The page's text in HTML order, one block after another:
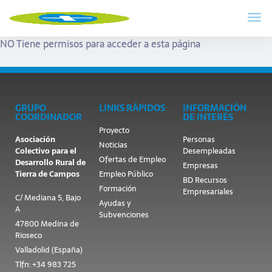
NO Tiene permisos para acceder a esta página
GRUPO
COORDINADOR
Asociación
Colectivo para el
Desarrollo Rural de
Tierra de Campos
C/ Mediana 5, Bajo
A
47800 Medina de
Rioseco
Valladolid (España)
Tlfn: +34 983 725
LINKS RÁPIDOS
Proyecto
Noticias
Ofertas de Empleo
Empleo Público
Formación
Ayudas y
Subvenciones
INFORMACIÓN
DE INTERÉS
Personas
Desempleadas
Empresas
BD Recursos
Empresariales